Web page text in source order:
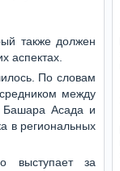
также должен
аспектах.
По словам
между
Асада и
в региональных
выступает за